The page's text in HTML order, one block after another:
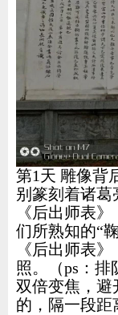
第1天 雕像背
别篆刻着诸葛
《后出师表
们所熟知的“
《后出师表
照。（ps：
双倍变焦，
的，隔一段距